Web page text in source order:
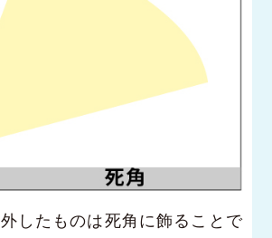
したものは死角に飾ることで